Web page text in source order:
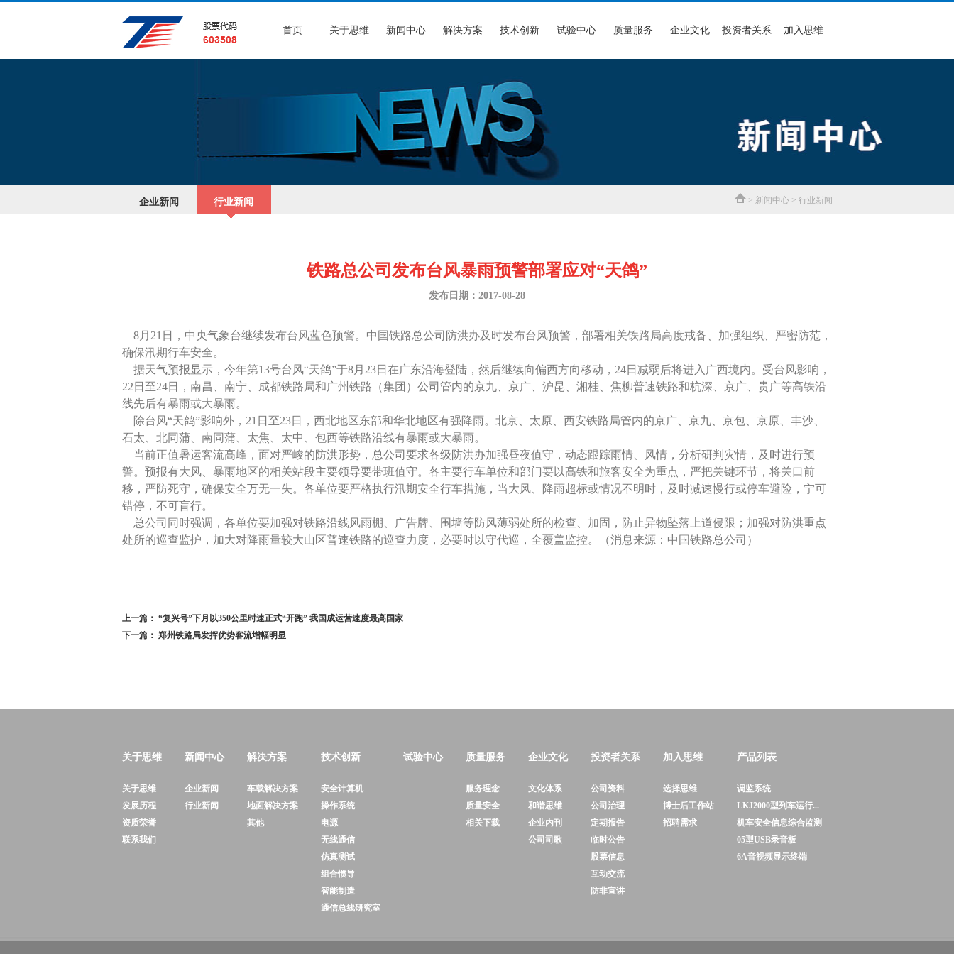
首页 关于思维 新闻中心 解决方案 技术创新 试验中心 质量服务 企业文化 投资者关系 加入思维
企业新闻 行业新闻 > 新闻中心 > 行业新闻
铁路总公司发布台风暴雨预警部署应对“天鸽”
发布日期：2017-08-28
8月21日，中央气象台继续发布台风蓝色预警。中国铁路总公司防洪办及时发布台风预警，部署相关铁路局高度戒备、加强组织、严密防范，
确保汛期行车安全。
据天气预报显示，今年第13号台风“天鸽”于8月23日在广东沿海登陆，然后继续向偏西方向移动，24日减弱后将进入广西境内。受台风影响，
22日至24日，南昌、南宁、成都铁路局和广州铁路（集团）公司管内的京九、京广、沪昆、湘桂、焦柳普速铁路和杭深、京广、贵广等高铁沿
线先后有暴雨或大暴雨。
除台风“天鸽”影响外，21日至23日，西北地区东部和华北地区有强降雨。北京、太原、西安铁路局管内的京广、京九、京包、京原、丰沙、
石太、北同蒲、南同蒲、太焦、太中、包西等铁路沿线有暴雨或大暴雨。
当前正值暑运客流高峰，面对严峻的防洪形势，总公司要求各级防洪办加强昼夜值守，动态跟踪雨情、风情，分析研判灾情，及时进行预
警。预报有大风、暴雨地区的相关站段主要领导要带班值守。各主要行车单位和部门要以高铁和旅客安全为重点，严把关键环节，将关口前
移，严防死守，确保安全万无一失。各单位要严格执行汛期安全行车措施，当大风、降雨超标或情况不明时，及时减速慢行或停车避险，宁可
错停，不可盲行。
总公司同时强调，各单位要加强对铁路沿线风雨棚、广告牌、围墙等防风薄弱处所的检查、加固，防止异物坠落上道侵限；加强对防洪重点
处所的巡查监护，加大对降雨量较大山区普速铁路的巡查力度，必要时以守代巡，全覆盖监控。（消息来源：中国铁路总公司）
上一篇： “复兴号”下月以350公里时速正式“开跑” 我国成运营速度最高国家
下一篇： 郑州铁路局发挥优势客流增幅明显
关于思维
关于思维
发展历程
资质荣誉
联系我们
新闻中心
企业新闻
行业新闻
解决方案
车载解决方案
地面解决方案
其他
技术创新
安全计算机
操作系统
电源
无线通信
仿真测试
组合惯导
智能制造
通信总线研究室
试验中心 质量服务
服务理念
质量安全
相关下载
企业文化
文化体系
和谐思维
企业内刊
公司司歌
投资者关系
公司资料
公司治理
定期报告
临时公告
股票信息
互动交流
防非宣讲
加入思维
选择思维
博士后工作站
招聘需求
产品列表
调监系统
LKJ2000型列车运行...
机车安全信息综合监测
05型USB录音板
6A音视频显示终端